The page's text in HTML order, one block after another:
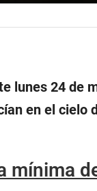
lunes 24 de
en el cielo